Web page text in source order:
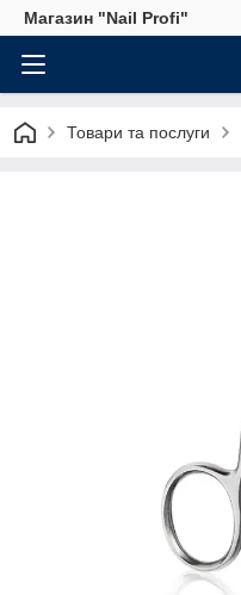
Магазин "Nail Profi"
Товари та послуги